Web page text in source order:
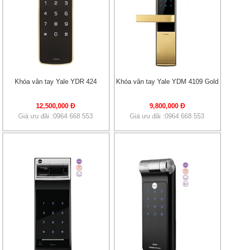
Khóa vân tay Yale YDR 424
12,500,000 Đ
Giá ưu đãi :0964 668 553
Khóa vân tay Yale YDM 4109 Gold
9,800,000 Đ
Giá ưu đãi :0964 668 553